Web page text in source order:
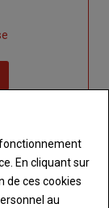
En cliquant sur
de ces cookies
au